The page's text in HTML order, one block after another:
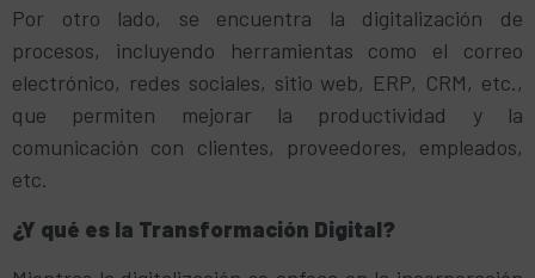
Por otro lado, se encuentra la digitalización de
procesos, incluyendo herramientas como el correo
electrónico, redes sociales, sitio web, ERP, CRM, etc.,
que permiten mejorar la productividad y la
comunicación con clientes, proveedores, empleados,
etc.
¿Y qué es la Transformación Digital?